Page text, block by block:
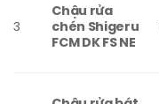
3
Chậu rửa
chén Shigeru
FCM DK FS NE